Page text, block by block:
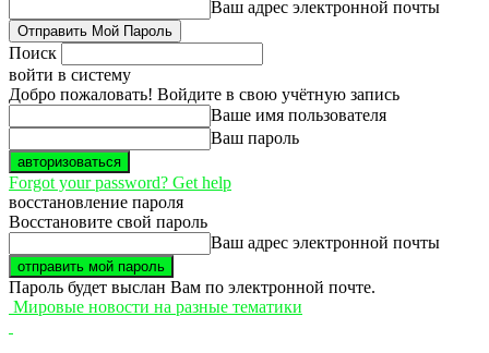
Ваш адрес электронной почты
Поиск
войти в систему
Добро пожаловать! Войдите в свою учётную запись
Ваше имя пользователя
Ваш пароль
Forgot your password? Get help
восстановление пароля
Восстановите свой пароль
Ваш адрес электронной почты
Пароль будет выслан Вам по электронной почте.
Мировые новости на разные тематики